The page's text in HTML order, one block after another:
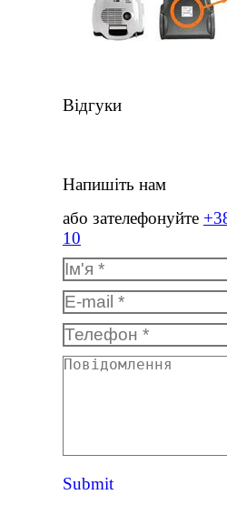
Відгуки
Напишіть нам
або зателефонуйте
10
Ім'я *
E-mail *
Телефон *
Повідомлення
Submit